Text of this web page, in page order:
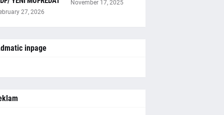
27, 2026
November 17, 2025
inpage